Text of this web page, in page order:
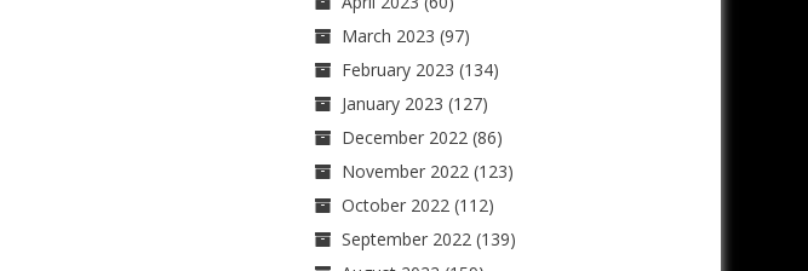
March 2023 (97)
February 2023 (134)
January 2023 (127)
December 2022(86)
November 2022(123)
October 2022(112)
September 2022(139)